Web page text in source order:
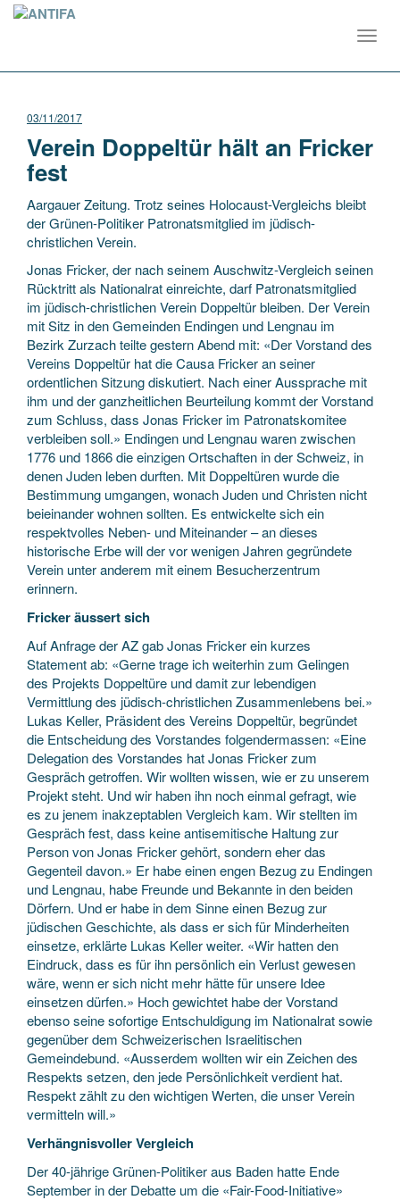
03/11/2017
Verein Doppeltür hält an Fricker
fest
Aargauer Zeitung. Trotz seines Holocaust-Vergleichs bleibt
der Grünen-Politiker Patronatsmitglied im jüdisch-
christlichen Verein.
Jonas Fricker, der nach seinem Auschwitz-Vergleich seinen
Rücktritt als Nationalrat einreichte, darf Patronatsmitglied
im jüdisch-christlichen Verein Doppeltür bleiben. Der Verein
mit Sitz in den Gemeinden Endingen und Lengnau im
Bezirk Zurzach teilte gestern Abend mit: «Der Vorstand des
Vereins Doppeltür hat die Causa Fricker an seiner
ordentlichen Sitzung diskutiert. Nach einer Aussprache mit
ihm und der ganzheitlichen Beurteilung kommt der Vorstand
zum Schluss, dass Jonas Fricker im Patronatskomitee
verbleiben soll.» Endingen und Lengnau waren zwischen
1776 und 1866 die einzigen Ortschaften in der Schweiz, in
denen Juden leben durften. Mit Doppeltüren wurde die
Bestimmung umgangen, wonach Juden und Christen nicht
beieinander wohnen sollten. Es entwickelte sich ein
respektvolles Neben- und Miteinander – an dieses
historische Erbe will der vor wenigen Jahren gegründete
Verein unter anderem mit einem Besucherzentrum
erinnern.
Fricker äussert sich
Auf Anfrage der AZ gab Jonas Fricker ein kurzes
Statement ab: «Gerne trage ich weiterhin zum Gelingen
des Projekts Doppeltüre und damit zur lebendigen
Vermittlung des jüdisch-christlichen Zusammenlebens bei.»
Lukas Keller, Präsident des Vereins Doppeltür, begründet
die Entscheidung des Vorstandes folgendermassen: «Eine
Delegation des Vorstandes hat Jonas Fricker zum
Gespräch getroffen. Wir wollten wissen, wie er zu unserem
Projekt steht. Und wir haben ihn noch einmal gefragt, wie
es zu jenem inakzeptablen Vergleich kam. Wir stellten im
Gespräch fest, dass keine antisemitische Haltung zur
Person von Jonas Fricker gehört, sondern eher das
Gegenteil davon.» Er habe einen engen Bezug zu Endingen
und Lengnau, habe Freunde und Bekannte in den beiden
Dörfern. Und er habe in dem Sinne einen Bezug zur
jüdischen Geschichte, als dass er sich für Minderheiten
einsetze, erklärte Lukas Keller weiter. «Wir hatten den
Eindruck, dass es für ihn persönlich ein Verlust gewesen
wäre, wenn er sich nicht mehr hätte für unsere Idee
einsetzen dürfen.» Hoch gewichtet habe der Vorstand
ebenso seine sofortige Entschuldigung im Nationalrat sowie
gegenüber dem Schweizerischen Israelitischen
Gemeindebund. «Ausserdem wollten wir ein Zeichen des
Respekts setzen, den jede Persönlichkeit verdient hat.
Respekt zählt zu den wichtigen Werten, die unser Verein
vermitteln will.»
Verhängnisvoller Vergleich
Der 40-jährige Grünen-Politiker aus Baden hatte Ende
September in der Debatte um die «Fair-Food-Initiative»